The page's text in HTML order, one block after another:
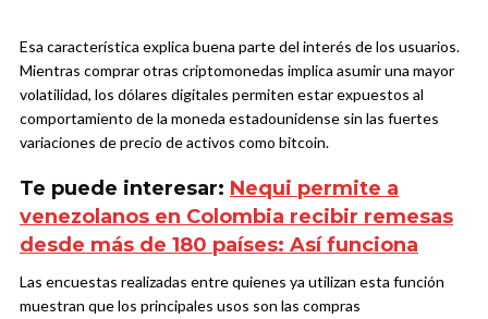
Esa característica explica buena parte del interés de los usuarios.
Mientras comprar otras criptomonedas implica asumir una mayor
volatilidad, los dólares digitales permiten estar expuestos al
comportamiento de la moneda estadounidense sin las fuertes
variaciones de precio de activos como bitcoin.
Te puede interesar: Nequi permite a
venezolanos en Colombia recibir remesas
desde más de 180 países: Así funciona
Las encuestas realizadas entre quienes ya utilizan esta función
muestran que los principales usos son las compras